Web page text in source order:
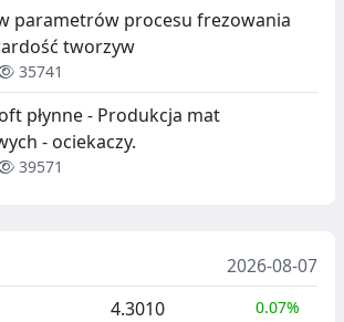
parametrów procesu frezowania
tworzyw
35741
płynne - Produkcja mat
- ociekaczy.
39571
2026-08-07
4.3010 0.07%